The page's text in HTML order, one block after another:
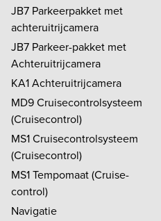
JB7 Parkeerpakket met
achteruitrijcamera
JB7 Parkeer-pakket met
Achteruitrijcamera
KA1 Achteruitrijcamera
MD9 Cruisecontrolsysteem
(Cruisecontrol)
MS1 Cruisecontrolsysteem
(Cruisecontrol)
MS1 Tempomaat (Cruise-
control)
Navigatie